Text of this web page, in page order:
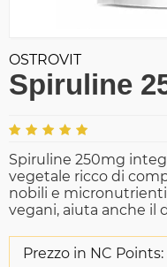
OSTROVIT
Spiruline
Spiruline 250mg
vegetale ricco di
nobili e
vegani, aiuta anche il
Prezzo in NC Points: